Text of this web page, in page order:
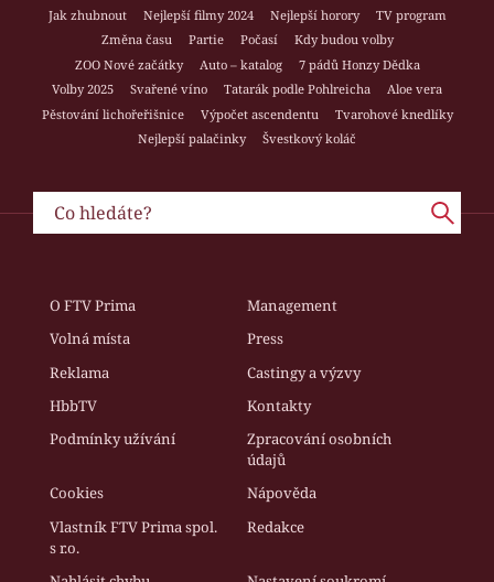
Jak zhubnout Nejlepší filmy 2024 Nejlepší horory
TV program
Změna času
Partie Počasí
Kdy budou volby
ZOO Nové začátky
Auto – katalog
7 pádů Honzy Dědka
Volby 2025
Svařené víno Tatarák podle Pohlreicha
Aloe vera
Pěstování lichořeřišnice
Výpočet ascendentu
Tvarohové knedlíky
Nejlepší palačinky
Švestkový koláč
O FTV Prima
Management
Volná místa
Press
Reklama
Castingy a výzvy
HbbTV
Kontakty
Podmínky užívání
Zpracování osobních
údajů
Cookies
Nápověda
Vlastník FTV Prima spol.
s r.o.
Redakce